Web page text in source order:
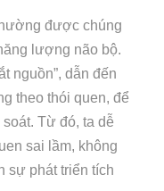
được chúng
lượng não bộ.
nguồn”, dẫn đến
theo thói quen, để
Từ đó, ta dễ
sai lầm, không
sự phát triển tích